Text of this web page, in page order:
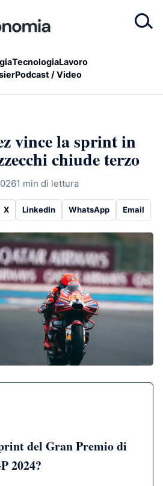
TecnologiaLavoro
Podcast / Video
vince la sprint in
chiude terzo
1 min di lettura
X LinkedIn WhatsApp Email
del Gran Premio di
2024?